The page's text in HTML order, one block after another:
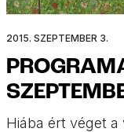
2015. SZEPTEMBER 3.
Hiába ért véget